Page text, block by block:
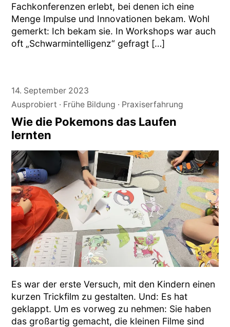
Fachkonferenzen erlebt, bei denen ich eine
Menge Impulse und Innovationen bekam. Wohl
gemerkt: Ich bekam sie. In Workshops war auch
oft „Schwarmintelligenz“ gefragt […]
14. September 2023
Ausprobiert
Frühe Bildung Praxiserfahrung
Wie die Pokemons das Laufen
lernten
Es war der erste Versuch, mit den Kindern einen
kurzen Trickfilm zu gestalten. Und: Es hat
geklappt. Um es vorweg zu nehmen: Sie haben
das großartig gemacht, die kleinen Filme sind